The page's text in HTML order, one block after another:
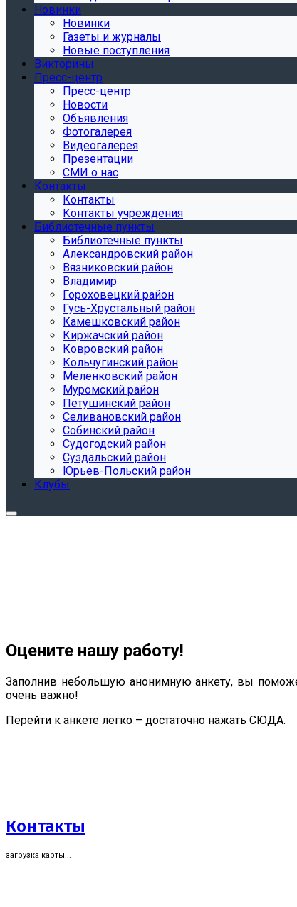
Новинки
Новинки
Газеты и журналы
Новые поступления
Викторины
Пресс-центр
Пресс-центр
Новости
Объявления
Фотогалерея
Видеогалерея
Презентации
СМИ о нас
Контакты
Контакты
Контакты учреждения
Библиотечные пункты
Библиотечные пункты
Александровский район
Вязниковский район
Владимир
Гороховецкий район
Гусь-Хрустальный район
Камешковский район
Киржачский район
Ковровский район
Кольчугинский район
Меленковский район
Муромский район
Петушинский район
Селивановский район
Собинский район
Судогодский район
Суздальский район
Юрьев-Польский район
Клубы
Оцените нашу работу!
Заполнив небольшую анонимную анкету, вы
очень важно!
Перейти к анкете легко – достаточно нажать СЮДА.
Контакты
загрузка карты...